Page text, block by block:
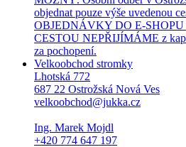
objednat pouze výše uvedenou
OBJEDNÁVKY DO E-
CESTOU NEPŘIJÍMÁME z
za pochopení.
Velkoobchod stromky
Lhotská 772
687 22 Ostrožská Nová Ves
velkoobchod@jukka.cz
Ing. Marek Mojdl
+420 774 647 197